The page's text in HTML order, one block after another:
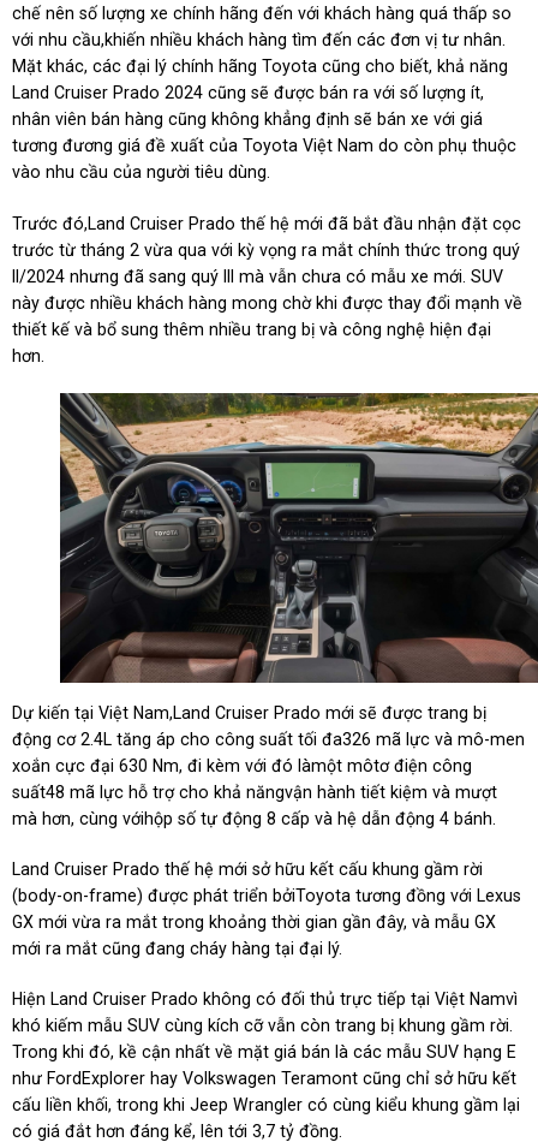
chế nên số lượng xe chính hãng đến với khách hàng quá thấp so
với nhu cầu,khiến nhiều khách hàng tìm đến các đơn vị tư nhân.
Mặt khác, các đại lý chính hãng Toyota cũng cho biết, khả năng
Land Cruiser Prado 2024 cũng sẽ được bán ra với số lượng ít,
nhân viên bán hàng cũng không khẳng định sẽ bán xe với giá
tương đương giá đề xuất của Toyota Việt Nam do còn phụ thuộc
vào nhu cầu của người tiêu dùng.
Trước đó,Land Cruiser Prado thế hệ mới đã bắt đầu nhận đặt cọc
trước từ tháng 2 vừa qua với kỳ vọng ra mắt chính thức trong quý
II/2024 nhưng đã sang quý III mà vẫn chưa có mẫu xe mới. SUV
này được nhiều khách hàng mong chờ khi được thay đổi mạnh về
thiết kế và bổ sung thêm nhiều trang bị và công nghệ hiện đại
hơn.
Dự kiến tại Việt Nam,Land Cruiser Prado mới sẽ được trang bị
động cơ 2.4L tăng áp cho công suất tối đa326 mã lực và mô-men
xoắn cực đại 630 Nm, đi kèm với đó làmột môtơ điện công
suất48 mã lực hỗ trợ cho khả năngvận hành tiết kiệm và mượt
mà hơn, cùng vớihộp số tự động 8 cấp và hệ dẫn động 4 bánh.
Land Cruiser Prado thế hệ mới sở hữu kết cấu khung gầm rời
(body-on-frame) được phát triển bởiToyota tương đồng với Lexus
GX mới vừa ra mắt trong khoảng thời gian gần đây, và mẫu GX
mới ra mắt cũng đang cháy hàng tại đại lý.
Hiện Land Cruiser Prado không có đối thủ trực tiếp tại Việt Namvì
khó kiếm mẫu SUV cùng kích cỡ vẫn còn trang bị khung gầm rời.
Trong khi đó, kề cận nhất về mặt giá bán là các mẫu SUV hạng E
như FordExplorer hay Volkswagen Teramont cũng chỉ sở hữu kết
cấu liền khối, trong khi Jeep Wrangler có cùng kiểu khung gầm lại
có giá đắt hơn đáng kể, lên tới 3,7 tỷ đồng.